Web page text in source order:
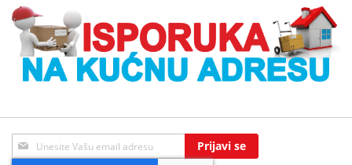
Sign
Up
Prijavi se